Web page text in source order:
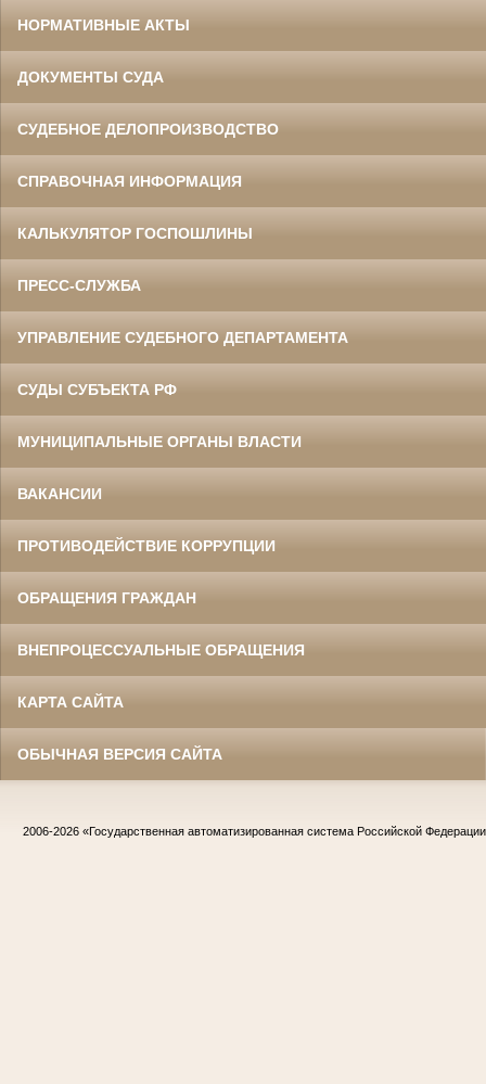
НОРМАТИВНЫЕ АКТЫ
ДОКУМЕНТЫ СУДА
СУДЕБНОЕ ДЕЛОПРОИЗВОДСТВО
СПРАВОЧНАЯ ИНФОРМАЦИЯ
КАЛЬКУЛЯТОР ГОСПОШЛИНЫ
ПРЕСС-СЛУЖБА
УПРАВЛЕНИЕ СУДЕБНОГО ДЕПАРТАМЕНТА
СУДЫ СУБЪЕКТА РФ
МУНИЦИПАЛЬНЫЕ ОРГАНЫ ВЛАСТИ
ВАКАНСИИ
ПРОТИВОДЕЙСТВИЕ КОРРУПЦИИ
ОБРАЩЕНИЯ ГРАЖДАН
ВНЕПРОЦЕССУАЛЬНЫЕ ОБРАЩЕНИЯ
КАРТА САЙТА
ОБЫЧНАЯ ВЕРСИЯ САЙТА
2006-2026 «Государственная автоматизированная система Российской